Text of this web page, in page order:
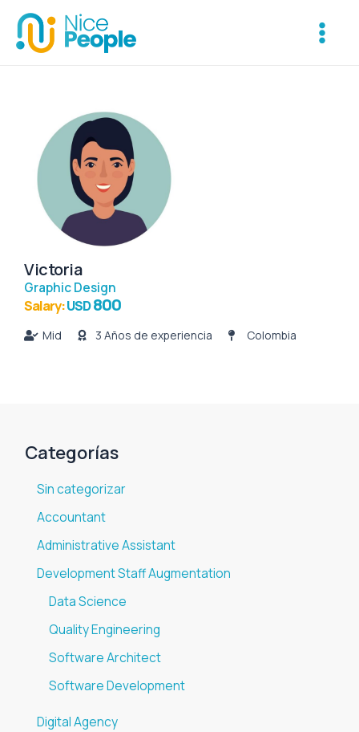
contenido
Menu
Categorías
Sin categorizar
Accountant
Administrative Assistant
Development Staff Augmentation
Data Science
Quality Engineering
Software Architect
Software Development
Digital Agency
Victoria
Graphic Design
Salary:USD800
Mid 3 Años de experiencia Colombia